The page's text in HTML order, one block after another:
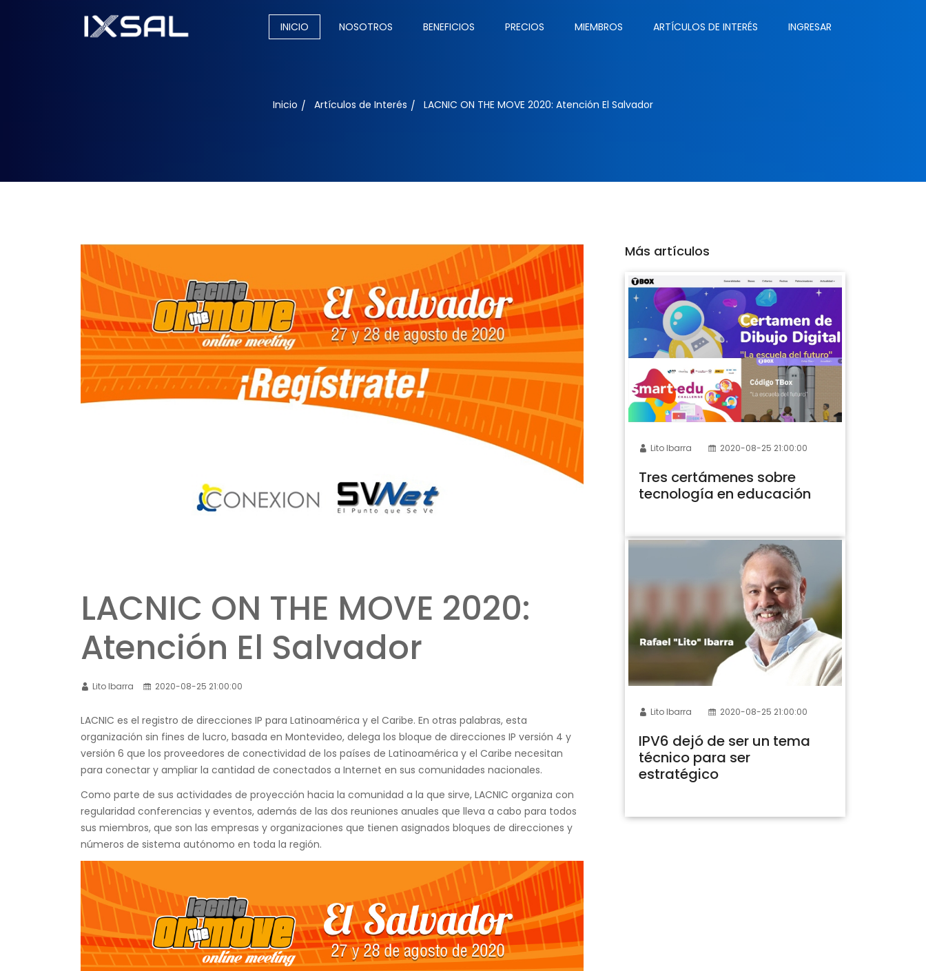
INICIO NOSOTROS BENEFICIOS PRECIOS MIEMBROS ARTÍCULOS DE INTERÉS INGRESAR
Inicio Artículos de Interés LACNIC ON THE MOVE 2020: Atención El Salvador
LACNIC ON THE MOVE 2020:
Atención El Salvador
Lito Ibarra 2020-08-25 21:00:00
LACNIC es el registro de direcciones IP para Latinoamérica y el Caribe. En otras palabras, esta
organización sin fines de lucro, basada en Montevideo, delega los bloque de direcciones IP versión 4 y
versión 6 que los proveedores de conectividad de los países de Latinoamérica y el Caribe necesitan
para conectar y ampliar la cantidad de conectados a Internet en sus comunidades nacionales.
Como parte de sus actividades de proyección hacia la comunidad a la que sirve, LACNIC organiza con
regularidad conferencias y eventos, además de las dos reuniones anuales que lleva a cabo para todos
sus miembros, que son las empresas y organizaciones que tienen asignados bloques de direcciones y
números de sistema autónomo en toda la región.
Más artículos
Lito Ibarra 2020-08-25 21:00:00
Tres certámenes sobre
tecnología en educación
Lito Ibarra 2020-08-25 21:00:00
IPV6 dejó de ser un tema
técnico para ser
estratégico